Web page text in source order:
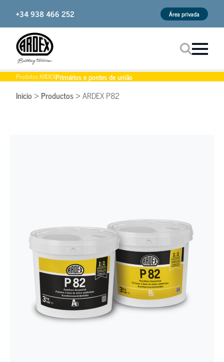
+34 938 466 252 Área privada
Procurar
Inicio > Productos > ARDEX P82
Produtos ARDEXPrimários e pontes de união